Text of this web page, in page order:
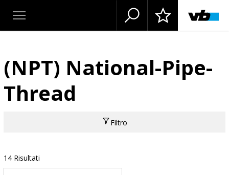
(NPT) National-Pipe-
Thread
Filtro
14 Risultati